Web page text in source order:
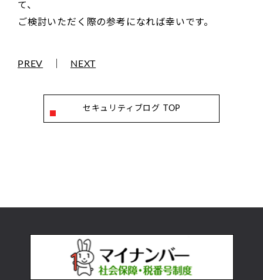
て、
ご検討いただく際の参考になれば幸いです。
PREV NEXT
セキュリティブログ TOP